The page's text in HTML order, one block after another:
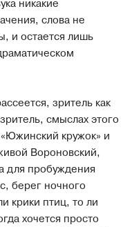
никакие
слова не
и остается лишь
зритель как
смыслах этого
кружок» и
Вороновский,
для пробуждения
берег ночного
крики птиц, то ли
хочется просто